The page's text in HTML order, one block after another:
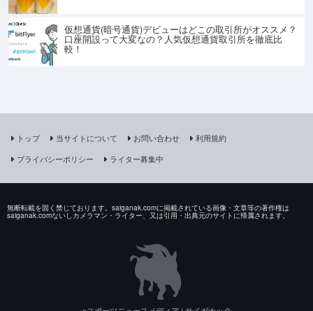
仮想通貨(暗号通貨)デビューはどこの取引所がオススメ？
口座開設って大変なの？人気仮想通貨取引所を徹底比
較！
トップ 当サイトについて お問い合わせ
利用規約
プライバシーポリシー
ライター募集中
無断転載を固く禁じております。saiganak.comに掲載されている画像・文章等の著作権は
saiganak.comないしカメラマン・ライター、又は引用・出典元のサイトに帰属されます。